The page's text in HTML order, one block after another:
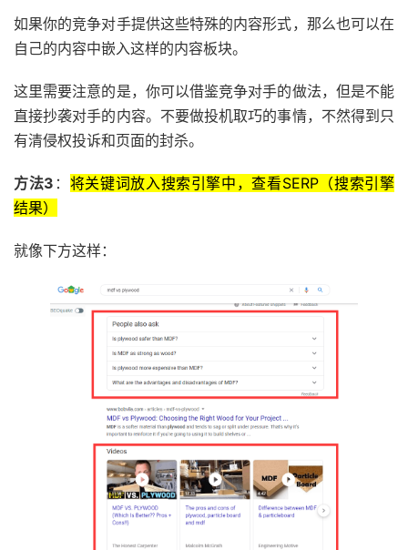
如果你的竞争对手提供这些特殊的内容形式，那么也可以在
自己的内容中嵌入这样的内容板块。
这里需要注意的是，你可以借鉴竞争对手的做法，但是不能
直接抄袭对手的内容。不要做投机取巧的事情，不然得到只
有清侵权投诉和页面的封杀。
方法3 ： 将关键词放入搜索引擎中，查看SERP（搜索引擎
结果）
就像下方这样：